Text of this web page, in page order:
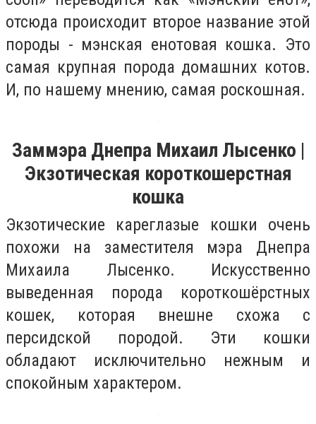
отсюда происходит второе название этой
породы - мэнская енотовая кошка. Это
самая крупная порода домашних котов.
И, по нашему мнению, самая роскошная.
Заммэра Днепра Михаил Лысенко |
Экзотическая короткошерстная
кошка
Экзотические кареглазые кошки очень
похожи на заместителя мэра Днепра
Михаила Лысенко. Искусственно
выведенная порода короткошёрстных
кошек, которая внешне схожа с
персидской породой. Эти кошки
обладают исключительно нежным и
спокойным характером.